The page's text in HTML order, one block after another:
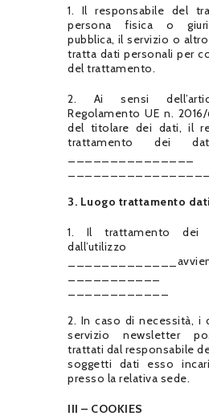
1. Il responsabile del
persona fisica o
pubblica, il servizio o
tratta dati personali per
del trattamento.
2. Ai sensi
Regolamento UE n.
del titolare dei dati, il
trattamento dei
3. Luogo trattamento dati
1. Il trattamento dei
2. In caso di necessità, i
servizio newsletter
trattati dal responsabile
soggetti dati esso
presso la relativa sede.
III – COOKIES